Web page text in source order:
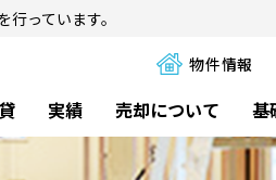
っています。
物件情報
実績 売却について 基